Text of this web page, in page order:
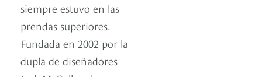
siempre estuvo en las
prendas superiores.
Fundada en 2002 por la
dupla de diseñadores